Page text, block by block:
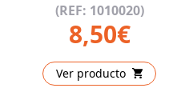
(REF: 1010020)
8,50€
Ver producto